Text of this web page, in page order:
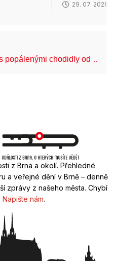
29. 07. 2026
popálenými chodidly od …
z Brna a okolí. Přehledné
a veřejné dění v Brně – denně
zprávy z našeho města. Chybí
Napište nám.